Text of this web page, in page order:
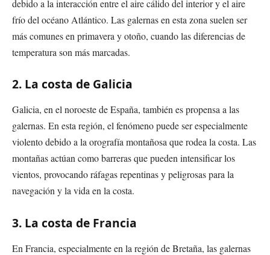
debido a la interacción entre el aire cálido del interior y el aire
frío del océano Atlántico. Las galernas en esta zona suelen ser
más comunes en primavera y otoño, cuando las diferencias de
temperatura son más marcadas.
2. La costa de Galicia
Galicia, en el noroeste de España, también es propensa a las
galernas. En esta región, el fenómeno puede ser especialmente
violento debido a la orografía montañosa que rodea la costa. Las
montañas actúan como barreras que pueden intensificar los
vientos, provocando ráfagas repentinas y peligrosas para la
navegación y la vida en la costa.
3. La costa de Francia
En Francia, especialmente en la región de Bretaña, las galernas